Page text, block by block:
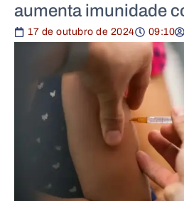
aumenta imunidade
17 de outubro de 2024 09:10